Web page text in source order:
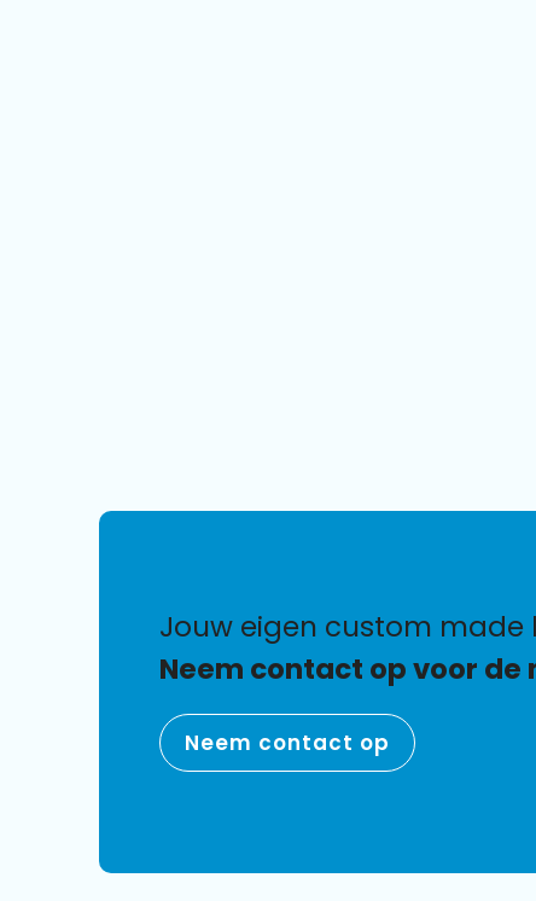
jouw eigen custom made
Neem contact op voor
Neem contact op